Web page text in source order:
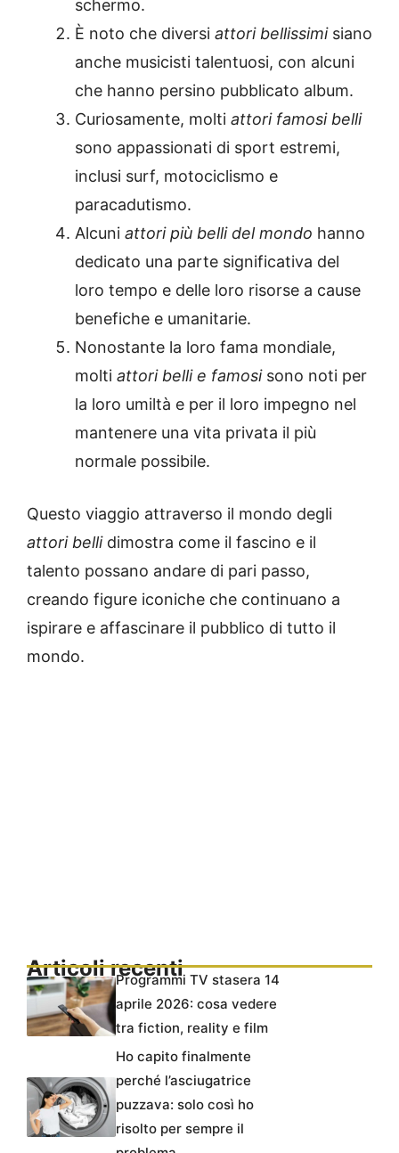
schermo.
È noto che diversi attori bellissimisiano
anche musicisti talentuosi, con alcuni
che hanno persino pubblicato album.
Curiosamente, molti attori famosi belli
sono appassionati di sport estremi,
inclusi surf, motociclismo e
paracadutismo.
Alcuni attori più belli del mondo hanno
dedicato una parte significativa del
loro tempo e delle loro risorse a cause
benefiche e umanitarie.
Nonostante la loro fama mondiale,
molti attori belli e famosisono noti per
la loro umiltà e per il loro impegno nel
mantenere una vita privata il più
normale possibile.
Questo viaggio attraverso il mondo degli
attori bellidimostra come il fascino e il
talento possano andare di pari passo,
creando figure iconiche che continuano a
ispirare e affascinare il pubblico di tutto il
mondo.
Articoli recentiProgrammi TV stasera 14
aprile 2026: cosa vedere
tra fiction, reality e film
Ho capito finalmente
perché l’asciugatrice
puzzava: solo così ho
risolto per sempre il